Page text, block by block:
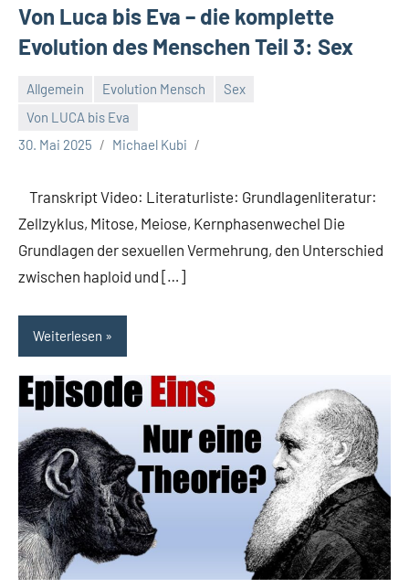
Von Luca bis Eva – die komplette
Evolution des Menschen Teil 3: Sex
Allgemein Evolution Mensch
Sex
Von LUCA bis Eva
30. Mai 2025
Michael Kubi
Transkript Video: Literaturliste: Grundlagenliteratur:
Zellzyklus, Mitose, Meiose, Kernphasenwechel Die
Grundlagen der sexuellen Vermehrung, den Unterschied
zwischen haploid und […]
Weiterlesen